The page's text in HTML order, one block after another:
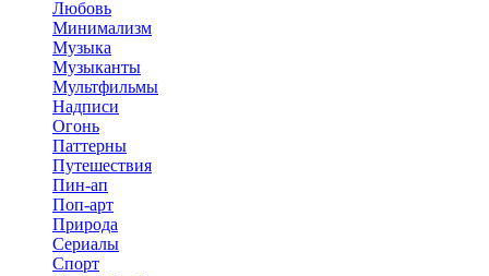
Любовь
Минимализм
Музыка
Музыканты
Мультфильмы
Надписи
Огонь
Паттерны
Путешествия
Пин-ап
Поп-арт
Природа
Сериалы
Спорт